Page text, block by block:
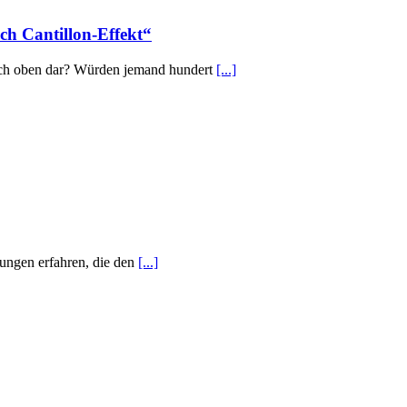
Cantillon-Effekt“
oben dar? Würden jemand hundert [...]
erfahren, die den [...]